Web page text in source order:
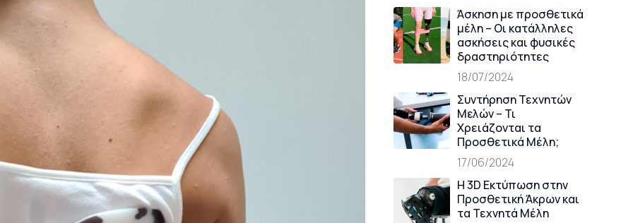
Άσκηση με προσθετικά
μέλη – Οι κατάλληλες
ασκήσεις και φυσικές
δραστηριότητες
18/07/2024
Συντήρηση Τεχνητών
Μελών – Τι
Χρειάζονται τα
Προσθετικά Μέλη;
17/06/2024
Η 3D Εκτύπωση στην
Προσθετική Άκρων και
τα Τεχνητά Μέλη